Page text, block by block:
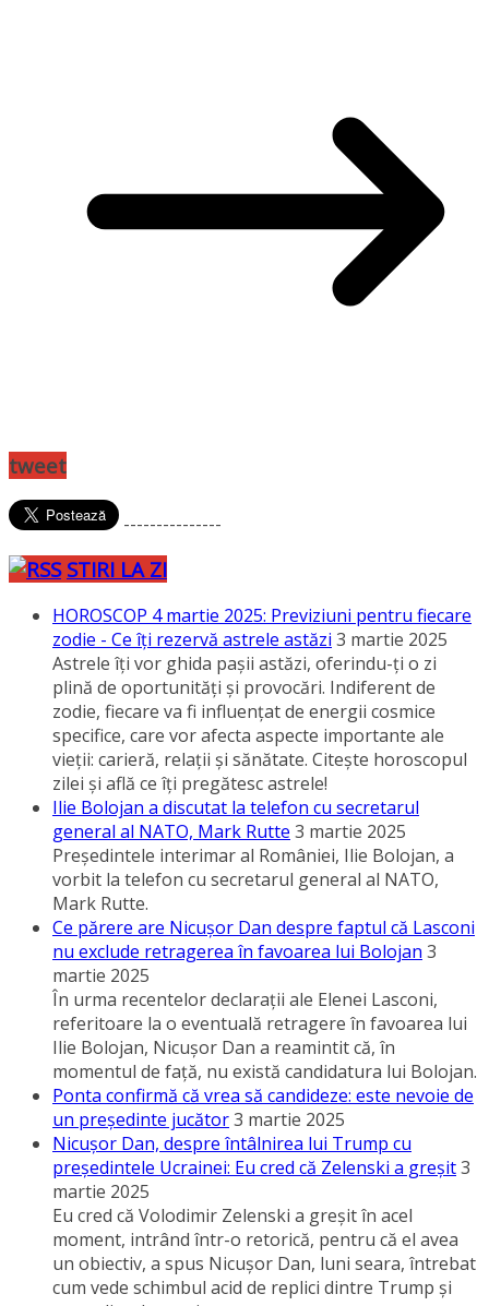
tweet
---------------
STIRI LA ZI
HOROSCOP 4 martie 2025: Previziuni pentru fiecare
zodie - Ce îţi rezervă astrele astăzi 3 martie 2025
Astrele îţi vor ghida paşii astăzi, oferindu-ţi o zi
plină de oportunităţi şi provocări. Indiferent de
zodie, fiecare va fi influenţat de energii cosmice
specifice, care vor afecta aspecte importante ale
vieţii: carieră, relaţii şi sănătate. Citeşte horoscopul
zilei şi află ce îţi pregătesc astrele!
Ilie Bolojan a discutat la telefon cu secretarul
general al NATO, Mark Rutte 3 martie 2025
Preşedintele interimar al României, Ilie Bolojan, a
vorbit la telefon cu secretarul general al NATO,
Mark Rutte.
Ce părere are Nicuşor Dan despre faptul că Lasconi
nu exclude retragerea în favoarea lui Bolojan 3
martie 2025
În urma recentelor declaraţii ale Elenei Lasconi,
referitoare la o eventuală retragere în favoarea lui
Ilie Bolojan, Nicuşor Dan a reamintit că, în
momentul de faţă, nu există candidatura lui Bolojan.
Ponta confirmă că vrea să candideze: este nevoie de
un preşedinte jucător3 martie 2025
Nicuşor Dan, despre întâlnirea lui Trump cu
preşedintele Ucrainei: Eu cred că Zelenski a greşit3
martie 2025
Eu cred că Volodimir Zelenski a greşit în acel
moment, intrând într-o retorică, pentru că el avea
un obiectiv, a spus Nicuşor Dan, luni seara, întrebat
cum vede schimbul acid de replici dintre Trump şi